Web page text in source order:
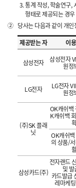
통계 작성, 학술연구,
형태로 제공되는 경우
② 당사는 다음과 같이 개
제공받는 자
이
삼성전자 삼성전자
원정
LG전자 LG전자
원정
(주)SK 플래
닛
OK캐쉬백
K캐쉬백
OK캐쉬
의 상품/
삼성카드(주)
전자랜드
및
카드발급
레마케